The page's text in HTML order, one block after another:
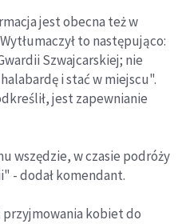
jest obecna też w
to następująco:
Szwajcarskiej; nie
i stać w miejscu".
jest zapewnianie
wszędzie, w czasie podróży
- dodał komendant.
przyjmowania kobiet do